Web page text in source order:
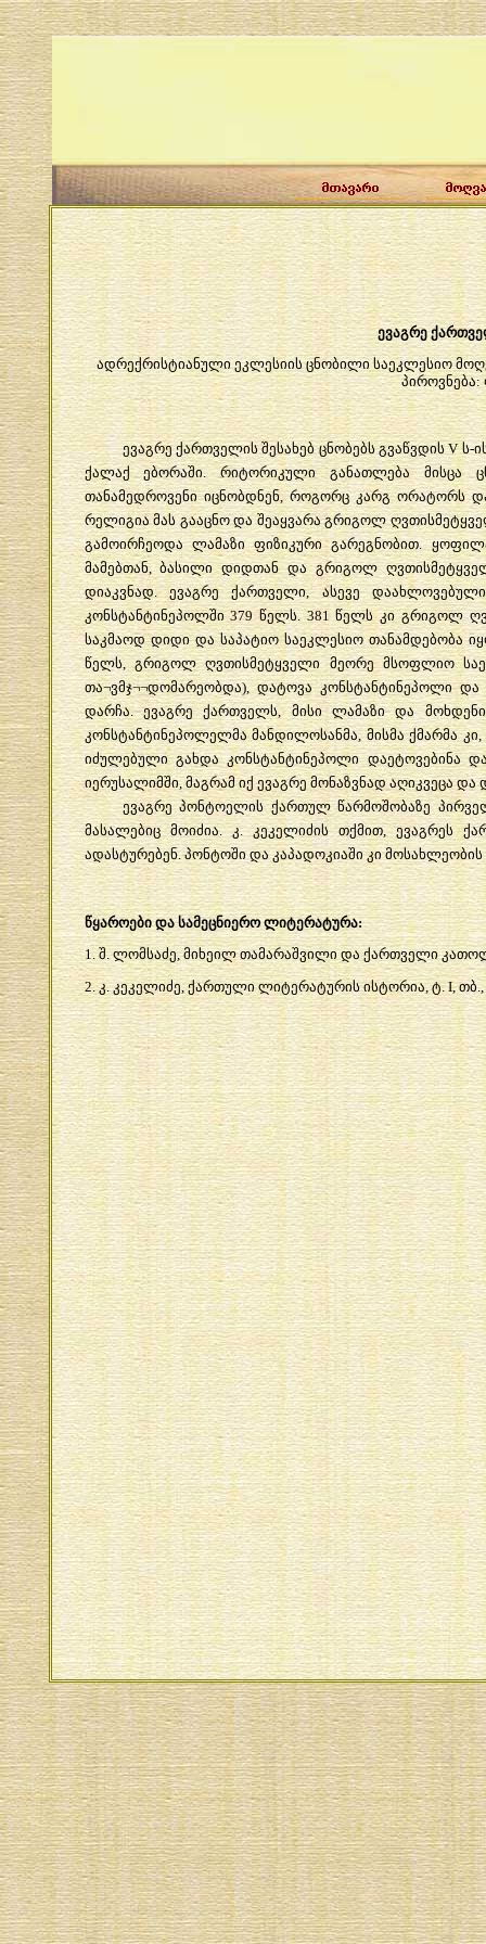
ევაგრე
ადრექრისტიანული ეკლესიის ცნობილი საეკლესიო
პიროვნება:
ევაგრე ქართველის შესახებ ცნობებს გვაწვდისVს-
ქალაქ
ებორაში .რიტორიკული განათლება მისცა
თანამედროვენი იცნობდნენ,როგორც კარგ ორატორს
რელიგია მას გააცნო და შეაყვარა გრიგოლ
გამოირჩეოდა ლამაზი ფიზიკური გარეგნობით.
მამებთან,ბასილი დიდთან და გრიგოლ
დიაკვნად.ევაგრე ქართველი,ასევე
დაახლოვებული
კონსტანტინეპოლში379წელს. 381წელს კი გრიგოლ
საკმაოდ დიდი და საპატიო საეკლესიო თანამდებობა
წელს, გრიგოლ ღვთისმეტყველი მეორე მსოფლიო
თა¬ვმჯ¬¬დომარეობდა),დატოვა კონსტანტინეპოლი და
დარჩა .ევაგრე ქართველს ,მისი ლამაზი და
კონსტანტინეპოლელმა მანდილოსანმა ,მისმა ქმარმა კი,
იძულებული გახდა კონსტანტინეპოლი დაეტოვებინა
იერუსალიმში,მაგრამ იქ ევაგრე მონაზვნად აღიკვეცა და
ევაგრე პონტოელის ქართულ წარმოშობაზე
მასალებიც
მოიძია.კ. კეკელიძის თქმით,ევაგრეს
ადასტურებენ.პონტოში და კაპადოკიაში კი მოსახლეობის
წყაროები და სამეცნიერო ლიტერატურა:
1. შ. ლომსაძე,მიხეილ თამარაშვილი და ქართველი
2. კ.კეკელიძე, ქართული ლიტერატურის ისტორია, ტ. I,თბ